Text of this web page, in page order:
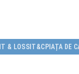
& LOSS IT&C PIAȚA DE